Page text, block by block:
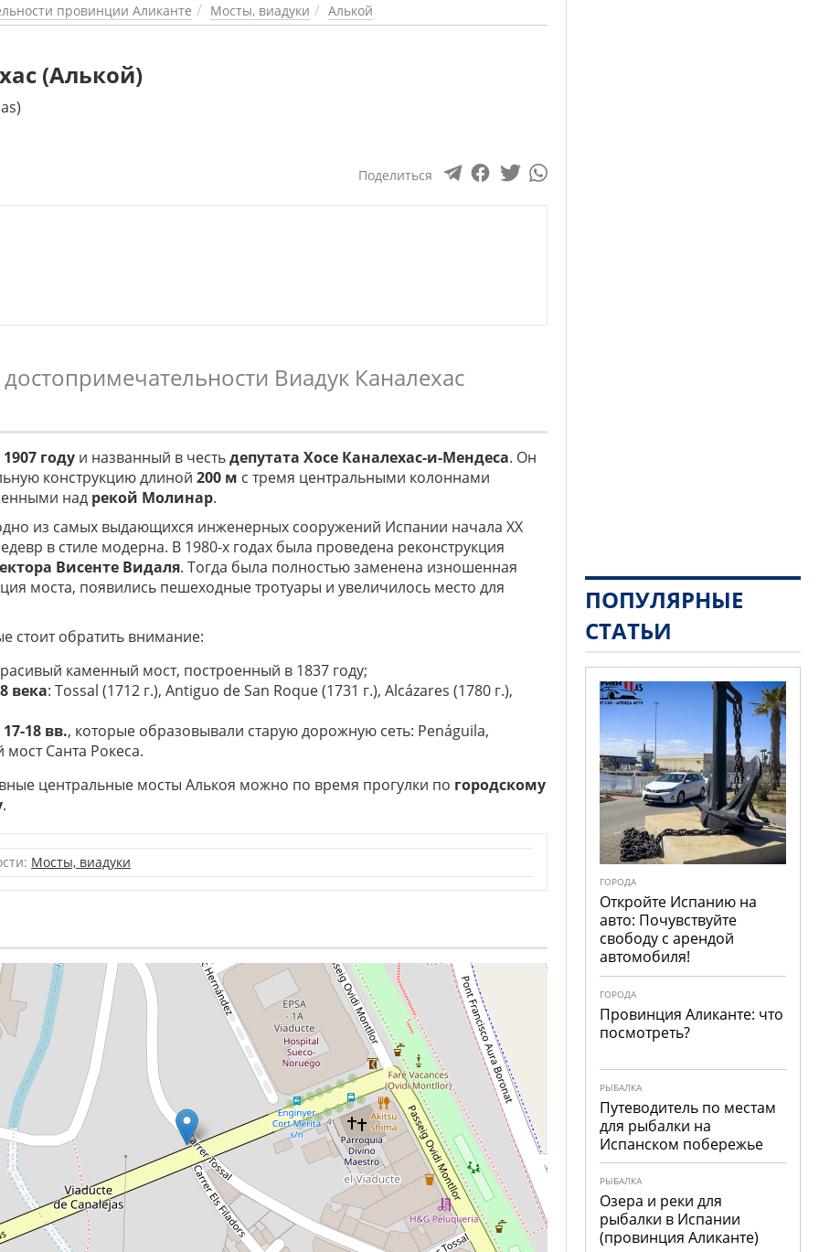
провинции Аликанте Мосты, виадуки Алькой
(Алькой)
Поделиться
Виадук Каналехас
1907 году и названный в честьдепутата Хосе Каналехас-и-Мендеса. Он
конструкцию длиной 200 м с тремя центральными колоннами
над рекой Молинар.
из самых выдающихся инженерных сооружений Испании начала ХХ
в стиле модерна. В 1980-х годах была проведена реконструкция
Висенте Видаля. Тогда была полностью заменена изношенная
моста, появились пешеходные тротуары и увеличилось место для
стоит обратить внимание:
каменный мост, построенный в 1837 году;
века: Tossal (1712 г.), Antiguo de San Roque (1731 г.), Alcázares (1780 г.),
18 вв., которые образовывали старую дорожную сеть: Penáguila,
Санта Рокеса.
центральные мосты Алькоя можно по время прогулки по городскому
.
Мосты, виадуки
ПОПУЛЯРНЫЕ
СТАТЬИ
ГОРОДА
Откройте Испанию на
авто: Почувствуйте
свободу с арендой
автомобиля!
ГОРОДА
Провинция Аликанте: что
посмотреть?
РЫБАЛКА
Путеводитель по местам
для рыбалки на
Испанском побережье
РЫБАЛКА
Озера и реки для
рыбалки в Испании
(провинция Аликанте)